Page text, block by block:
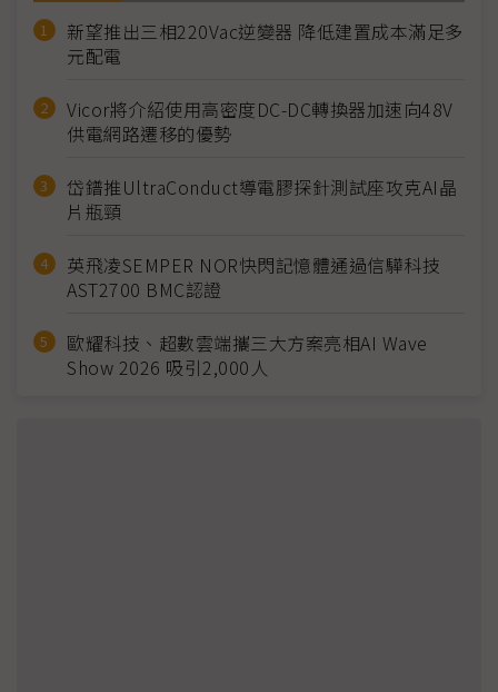
新望推出三相220Vac逆變器 降低建置成本滿足多
元配電
Vicor將介紹使用高密度DC-DC轉換器加速向48V
供電網路遷移的優勢
岱鐠推UltraConduct導電膠探針測試座攻克AI晶
片瓶頸
英飛凌SEMPER NOR快閃記憶體通過信驊科技
AST2700 BMC認證
歐耀科技、超數雲端攜三大方案亮相AI Wave
Show 2026 吸引2,000人